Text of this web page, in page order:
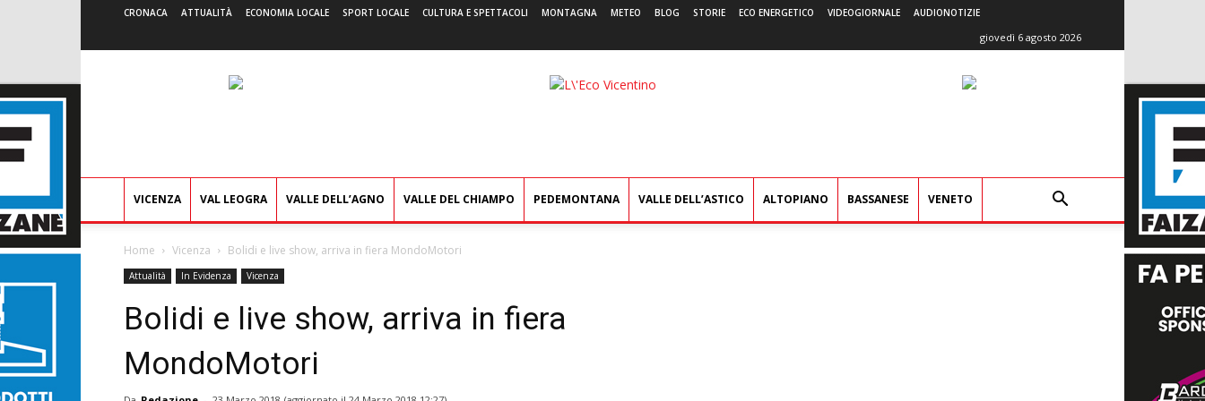
CRONACA ATTUALITÀ ECONOMIA LOCALE SPORT LOCALE CULTURA E SPETTACOLI MONTAGNA METEO BLOG STORIE ECO ENERGETICO VIDEOGIORNALE AUDIONOTIZIE
giovedì 6 agosto 2026
L'Eco
VICENZA VAL LEOGRA VALLE DELL’AGNO VALLE DEL CHIAMPO PEDEMONTANA VALLE DELL’ASTICO ALTOPIANO BASSANESE VENETO
Home Vicenza Bolidi e live show, arriva in fiera MondoMotori
Attualità In Evidenza Vicenza
Bolidi e live show, arriva in fiera
MondoMotori